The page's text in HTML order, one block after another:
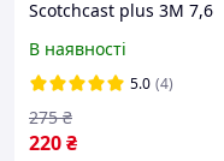
Scotchcast plus 3M 7,6
(82003) / Скотчкаст плюс
В наявності
5.0 (4)
220₴
275 ₴